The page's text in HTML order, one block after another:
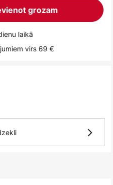
grozam
laikā
virs 69 €